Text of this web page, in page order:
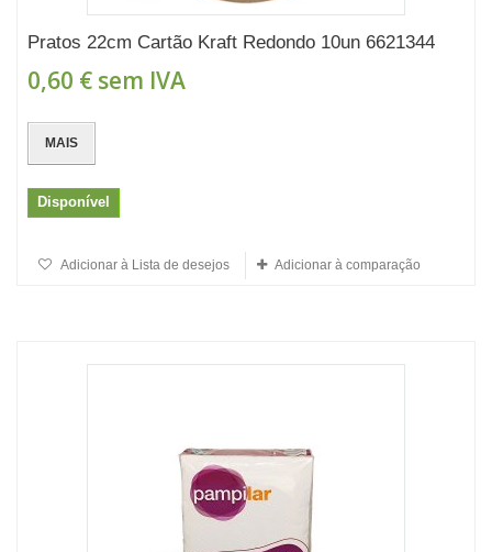
Pratos 22cm Cartão Kraft Redondo 10un 6621344
0,60 € sem IVA
MAIS
Disponível
Adicionar à Lista de desejos Adicionar à comparação